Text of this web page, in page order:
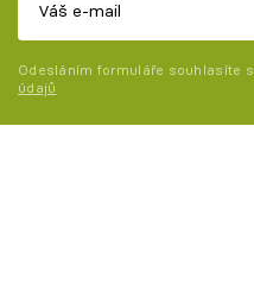
Odesláním formuláře souhlasíte s
údajů